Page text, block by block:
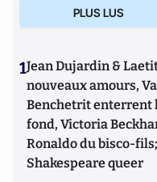
PLUS LUS
1Jean Dujardin &
nouveaux amours,
Benchetrit enterrent
fond, Victoria
Ronaldo du bisco-
Shakespeare queer